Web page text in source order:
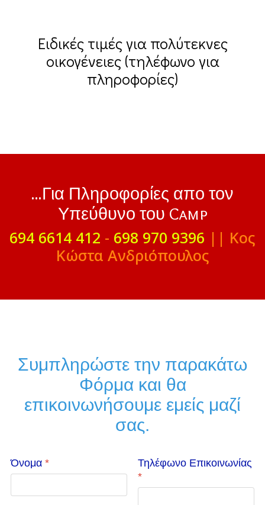
Ειδικές τιμές για πολύτεκνες
οικογένειες (τηλέφωνο για
πληροφορίες)
...Για Πληροφορίες απο τον
Υπεύθυνο του Camp
694 6614 412 - 698 970 9396 || Κος
Κώστα Ανδριόπουλος
Συμπληρώστε την παρακάτω
Φόρμα και θα
επικοινωνήσουμε εμείς μαζί
σας.
Όνομα *
Τηλέφωνο Επικοινωνίας
*